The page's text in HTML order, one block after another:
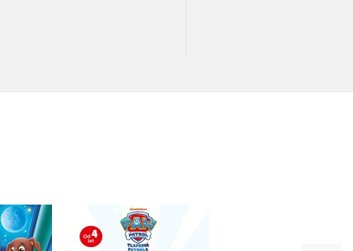
-
tlapkami
Tlapková patrola -
Napiš a smaž